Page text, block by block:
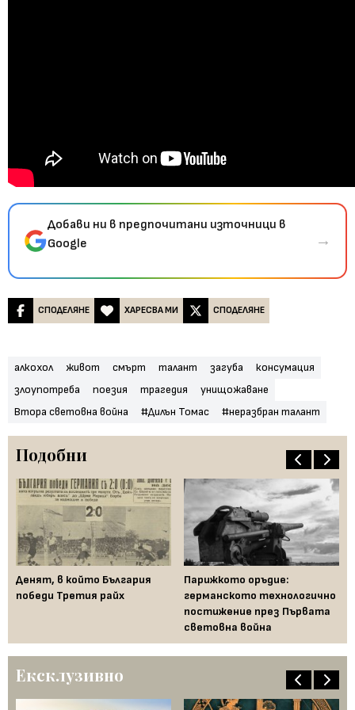
Добави ни в предпочитани източници в
Google
→
СПОДЕЛЯНЕ ХАРЕСВА МИ СПОДЕЛЯНЕ
алкохол живот смърт талант загуба
консумация
злоупотреба
поезия трагедия
унищожаване
Втора световна война
#Дилън Томас #неразбран талант
Подобни
Денят, в който България
победи Третия райх
Парижкото оръдие:
германското технологично
постижение през Първата
световна война
Ексклузивно